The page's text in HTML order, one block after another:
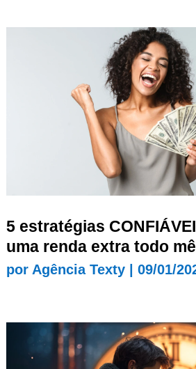
5 estratégias
uma renda extra todo
por Agência Texty| 09/01/